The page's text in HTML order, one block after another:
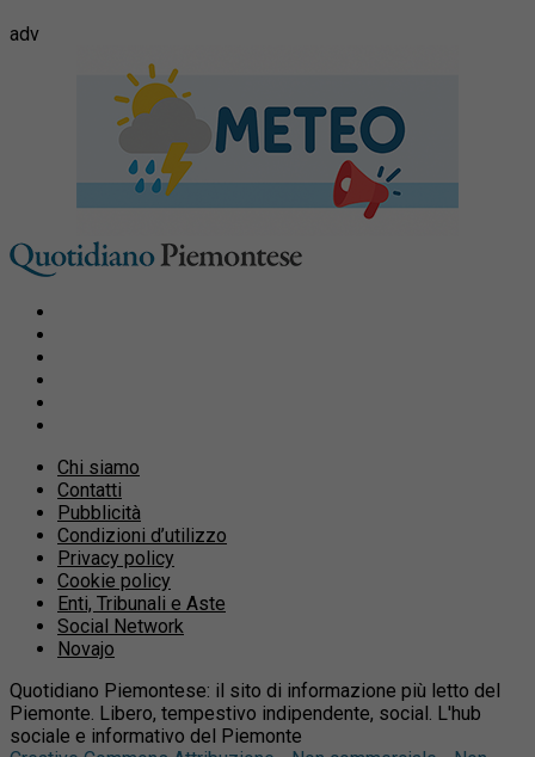
adv
Chi siamo
Contatti
Pubblicità
Condizioni d’utilizzo
Privacy policy
Cookie policy
Enti, Tribunali e Aste
Social Network
Novajo
Quotidiano Piemontese: il sito di informazione più letto del
Piemonte. Libero, tempestivo indipendente, social. L'hub
sociale e informativo del Piemonte